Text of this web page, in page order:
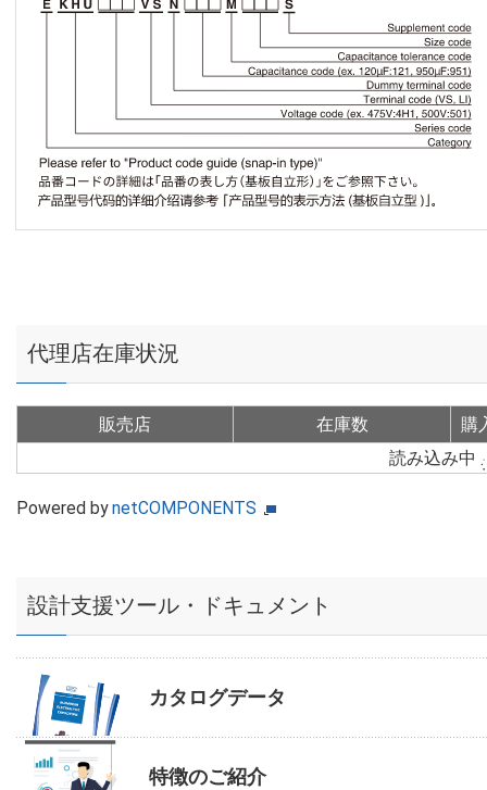
代理店在庫状況
販売店 在庫数
購
読み込み中
Powered bynetCOMPONENTS
設計支援ツール・ドキュメント
カタログデータ
特徴のご紹介